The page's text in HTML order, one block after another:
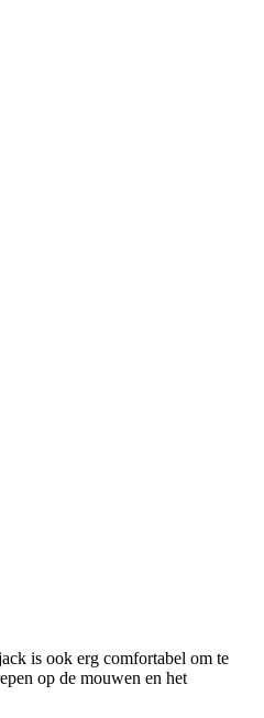
is ook erg comfortabel om te
op de mouwen en het